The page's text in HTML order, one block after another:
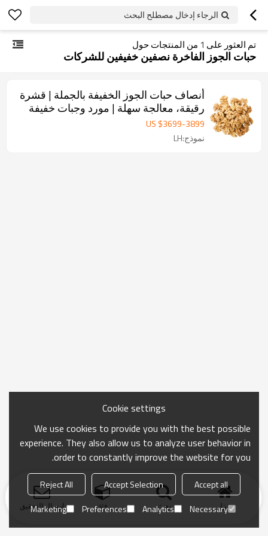
الرجاء إدخال مصطلح البحث
تم العثور على 1 من المنتجات حول
حبات الجوز الفاخرة نصفين خفيفين للشركات
أنصاف حبات الجوز الخفيفة بالجملة | قشرة
رقيقة، معالجة سهلة | مورد وجبات خفيفة
بالجملة للشركات
US $3699-3899
نموذج:LH
منزل بحث فئة ارسال التحقيق
Cookie settings
We use cookies to provide you with the best possible
experience. They also allow us to analyze user behavior in
order to constantly improve the website for you.
Accept all
Accept Selection
Reject All
Necessary
Analytics
Preferences
Marketing